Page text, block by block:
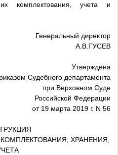
комплектования, учета и
Генеральный директор
А.В.ГУСЕВ
Утверждена
Судебного департамента
при Верховном Суде
Российской Федерации
от 19 марта 2019 г. N 56
ХРАНЕНИЯ,